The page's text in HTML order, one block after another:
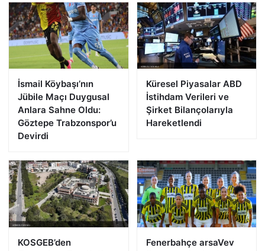
İsmail Köybaşı’nın
Jübile Maçı Duygusal
Anlara Sahne Oldu:
Göztepe Trabzonspor’u
Devirdi
Küresel Piyasalar ABD
İstihdam Verileri ve
Şirket Bilançolarıyla
Hareketlendi
KOSGEB’den
Fenerbahçe arsaVev